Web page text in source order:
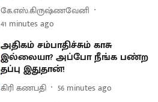
கே.எஸ்.கிருஷ்ணவேனி
41 minutes ago
அதிகம் சம்பாதிச்சும் காசு
இல்லையா? அப்போ நீங்க பண்ற
தப்பு இதுதான்!
கிரி கணபதி 56 minutes ago